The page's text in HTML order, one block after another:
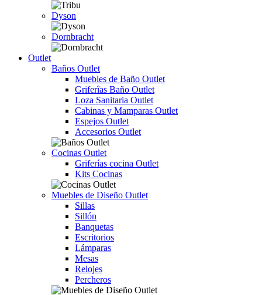
Dyson
Dornbracht
Outlet
Baños Outlet
Muebles de Baño Outlet
Griferîas Baño Outlet
Loza Sanitaria Outlet
Cabinas y Mamparas Outlet
Espejos Outlet
Accesorios Outlet
Cocinas Outlet
Griferías cocina Outlet
Kits Cocinas
Muebles de Diseño Outlet
Sillas
Sillón
Banquetas
Escritorios
Lámparas
Mesas
Relojes
Percheros